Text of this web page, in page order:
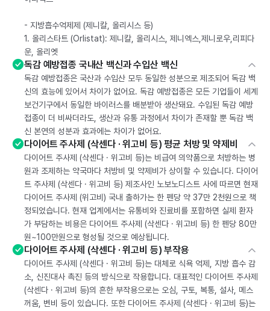
- 지방흡수억제제 (제니칼, 올리시스 등)
1. 올리스타트 (Orlistat): 제니칼, 올리시스, 제니엑스,제니로우,리피다
운, 올리엣
독감 예방접종 국내산 백신과 수입산 백신
독감 예방접종은 국산과 수입산 모두 동일한 성분으로 제조되어 독감 백
신의 효능에 있어서 차이가 없어요. 독감 예방접종은 모든 기업들이 세계
보건기구에서 동일한 바이러스를 배분받아 생산돼요. 수입된 독감 예방
접종이 더 비싸더라도, 생산과 유통 과정에서 차이가 존재할 뿐 독감 백
신 본연의 성분과 효과에는 차이가 없어요.
다이어트 주사제 (삭센다 · 위고비 등) 평균 처방 및 약제비
다이어트 주사제 (삭센다 · 위고비 등)는 비급여 의약품으로 처방하는 병
원과 조제하는 약국마다 처방비 및 약제비가 상이할 수 있습니다. 다이어
트 주사제 (삭센다 · 위고비 등) 제조사인 노보노디스트 사에 따르면 현재
다이어트 주사제 (위고비) 국내 출하가는 한 펜당 약 37만 2천원으로 책
정되었습니다. 현재 업계에서는 유통비와 진료비를 포함하면 실제 환자
가 부담하는 비용은 다이어트 주사제 (삭센다 · 위고비 등) 한 펜당 80만
원~100만원으로 형성될 것으로 예상됩니다.
다이어트 주사제 (삭센다 · 위고비 등) 부작용
다이어트 주사제 (삭센다 · 위고비 등)는 대체로 식욕 억제, 지방 흡수 감
소, 신진대사 촉진 등의 방식으로 작용합니다. 대표적인 다이어트 주사제
(삭센다 · 위고비 등)의 흔한 부작용으로는 오심, 구토, 복통, 설사, 메스
꺼움, 변비 등이 있습니다. 또한 다이어트 주사제 (삭센다 · 위고비 등)는